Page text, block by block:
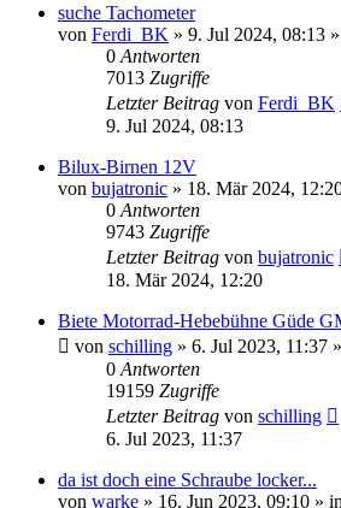
suche Tachometer
von Ferdi_BK » 9. Jul 2024, 08:13
0 Antworten
7013 Zugriffe
Letzter Beitrag von Ferdi_BK
9. Jul 2024, 08:13
Bilux-Birnen 12V
von bujatronic » 18. Mär 2024,
0 Antworten
9743 Zugriffe
Letzter Beitrag von bujatronic
18. Mär 2024, 12:20
Biete Motorrad-Hebebühne Güde
von schilling » 6. Jul 2023, 11:37
0 Antworten
19159 Zugriffe
Letzter Beitrag von schilling
6. Jul 2023, 11:37
da ist doch eine Schraube locker...
von warke » 16. Jun 2023, 09:10 » in